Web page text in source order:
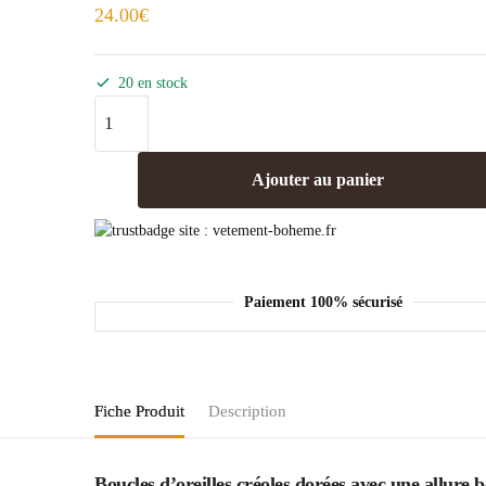
24.00€
20 en stock
Ajouter au panier
Paiement 100% sécurisé
Fiche Produit Description